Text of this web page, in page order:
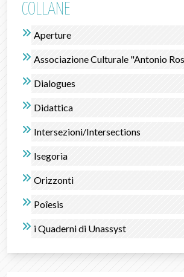
COLLANE
Aperture
Associazione Culturale "Antonio
Dialogues
Didattica
Intersezioni/Intersections
Isegorìa
Orizzonti
Poîesis
i Quaderni di Unassyst